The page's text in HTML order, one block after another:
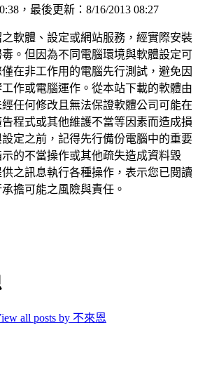
，最後更新：8/16/2013 08:27
軟體、設定或網站服務，經實際安裝
。但因為不同電腦環境與軟體設定可
在非工作用的電腦先行測試，避免因
作或電腦運作。從本站下載的軟體由
任何修改且無法保證軟體公司可能在
程式或其他維護不當等因素而造成損
定之前，記得先行備份電腦中的重要
的不當操作或其他疏失造成資料毀
之訊息執行各種操作，表示您已閱讀
擔可能之風險與責任。
all posts by 不來恩